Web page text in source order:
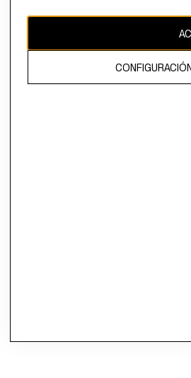
propiedad de H&M Hennes & Mauritz AB.